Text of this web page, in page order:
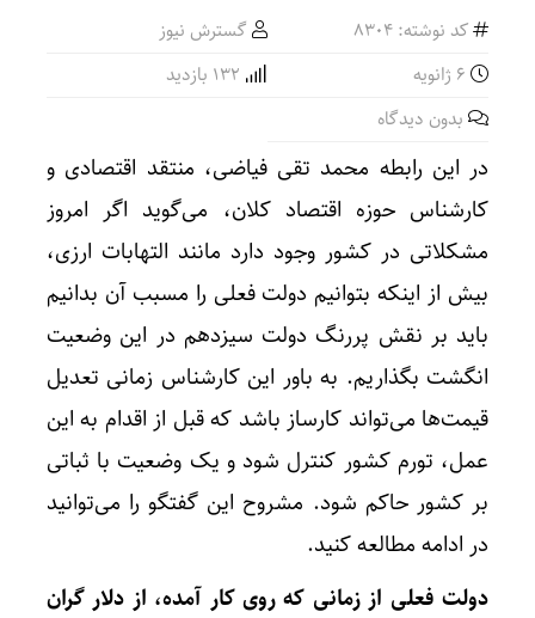
کد نوشته: 8304
گسترش نیوز
بدون دیدگاه
در این رابطه محمد تقی فیاضی، منتقد اقتصادی و
کارشناس حوزه اقتصاد کلان، می‌گوید اگر امروز
مشکلاتی در کشور وجود دارد مانند التهابات ارزی،
بیش از اینکه بتوانیم دولت فعلی را مسبب آن بدانیم
باید بر نقش پررنگ دولت سیزدهم در این وضعیت
انگشت بگذاریم. به باور این کارشناس زمانی تعدیل
قیمت‌ها می‌تواند کارساز باشد که قبل از اقدام به این
عمل، تورم کشور کنترل شود و یک وضعیت با ثباتی
بر کشور حاکم شود. مشروح این گفتگو را می‌توانید
در ادامه مطالعه کنید.
دولت فعلی از زمانی که روی کار آمده، از دلار گران